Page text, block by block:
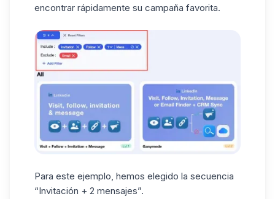
encontrar rápidamente su campaña favorita.
Para este ejemplo, hemos elegido la secuencia
“Invitación + 2 mensajes”.